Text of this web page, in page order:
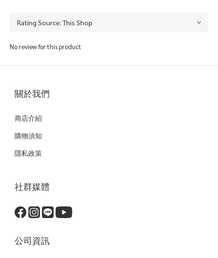
No review for this product
關於我們
商店介紹
購物須知
隱私政策
社群媒體
公司資訊